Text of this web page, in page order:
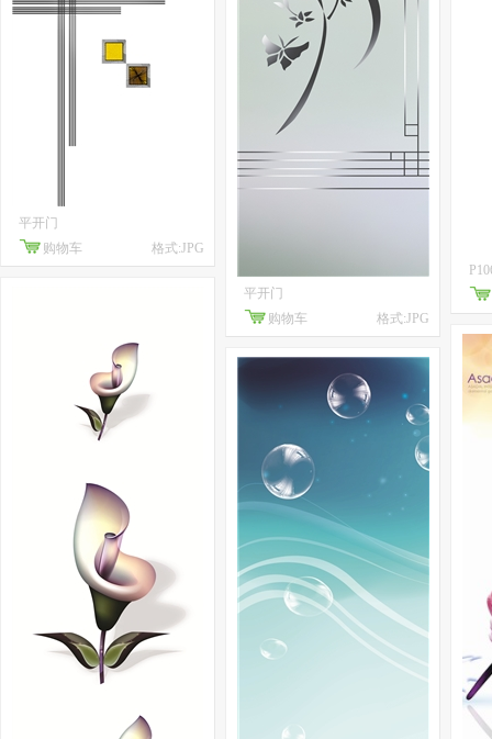
平开门
购物车
格式:JPG
平开门
购物车
格式:JPG